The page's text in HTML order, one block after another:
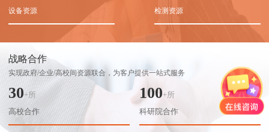
设备资源 检测资源
战略合作
实现政府/企业/高校间资源联合，为客户提供一站式服务
30+所
高校合作
100+所
科研院合作